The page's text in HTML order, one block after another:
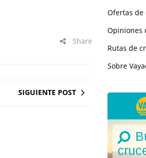
Share
SIGUIENTE POST
Ofertas de
Opiniones
Rutas de
Sobre